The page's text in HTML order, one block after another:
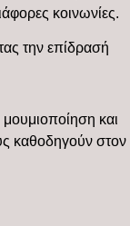
κοινωνίες.
την επίδρασή
μουμιοποίηση και
καθοδηγούν στον